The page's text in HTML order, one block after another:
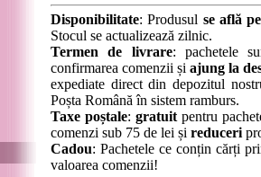
Disponibilitate: Produsul se află
Stocul se actualizează zilnic.
Termen de livrare: pachetele
confirmarea comenzii șiajung la
expediate direct din depozitul
Poșta Română în sistem ramburs.
Taxe poștale: gratuitpentru
comenzi sub 75 de lei și reduceri
Cadou: Pachetele ce conțin cărți
valoarea comenzii!